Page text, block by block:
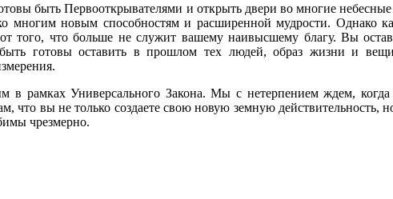
быть Первооткрывателями и открыть двери во многие
многим новым способностям и расширенной мудрости. Однако
того, что больше не служит вашему наивысшему благу. Вы
готовы оставить в прошлом тех людей, образ жизни и
рамках Универсального Закона. Мы с нетерпением ждем,
что вы не только создаете свою новую земную
чрезмерно.